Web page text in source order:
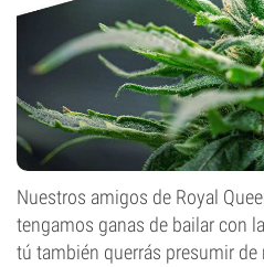
Nuestros amigos de Royal
tengamos ganas de bailar con la
tú también querrás presumir